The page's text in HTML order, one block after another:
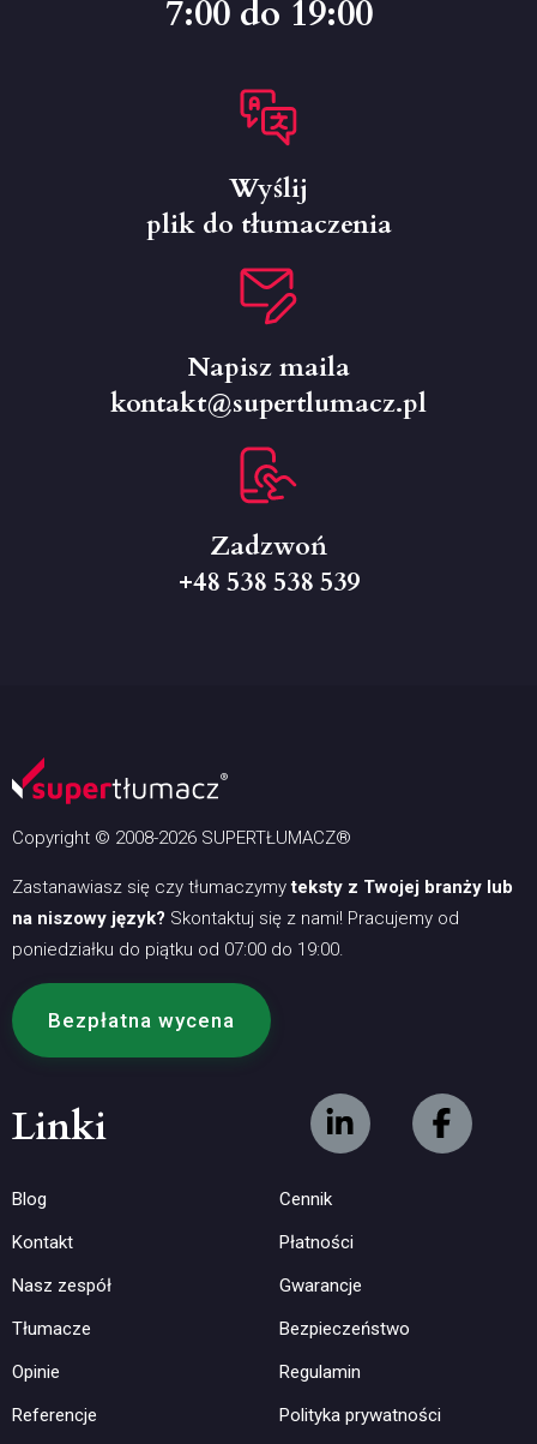
7:00 do 19:00
Wyślij
plik do tłumaczenia
Napisz maila
kontakt@supertlumacz.pl
Zadzwoń
+48 538 538 539
Copyright © 2008-2026 SUPERTŁUMACZ®
Zastanawiasz się czy tłumaczymyteksty z Twojej branży lub
na niszowy język? Skontaktuj się z nami! Pracujemy od
poniedziałku do piątku od 07:00 do 19:00.
Bezpłatna wycena
Linki
Blog
Kontakt
Nasz zespół
Tłumacze
Opinie
Referencje
Cennik
Płatności
Gwarancje
Bezpieczeństwo
Regulamin
Polityka prywatności